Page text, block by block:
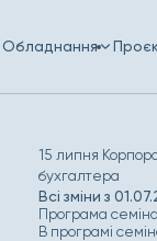
Обладнання
15 липня
бухгалтера
Всі зміни з
Програма
В програмі